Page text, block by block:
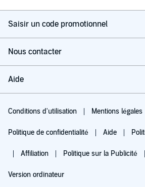
Saisir un code promotionnel
Nous contacter
Aide
Conditions d'utilisation Mentions légales
Politique de confidentialité Aide
Affiliation Politique sur la Publicité
Version ordinateur